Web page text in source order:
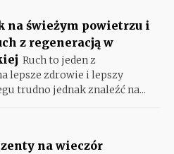
na świeżym powietrzu i
z regeneracją w
Ruch to jeden z
lepsze zdrowie i lepszy
trudno jednak znaleźć na...
na wieczór